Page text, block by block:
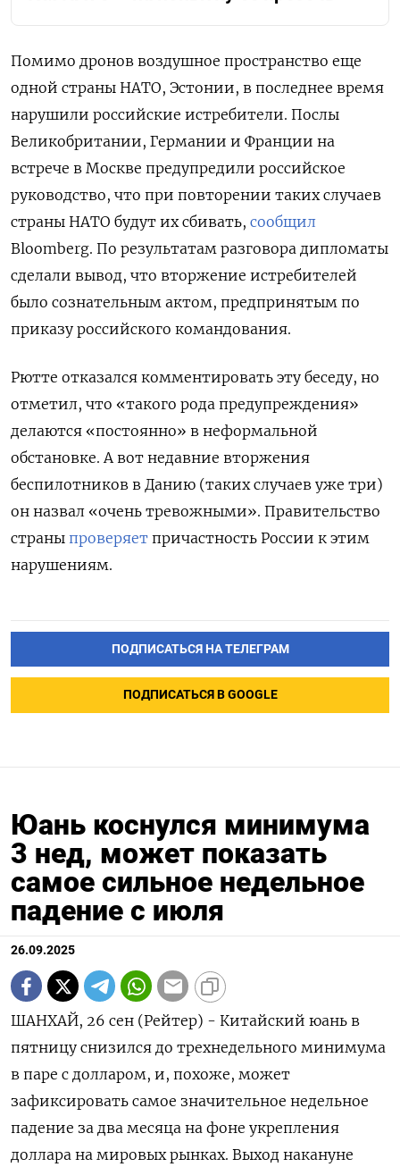
Помимо дронов воздушное пространство еще
одной страны НАТО, Эстонии, в последнее время
нарушили российские истребители. Послы
Великобритании, Германии и Франции на
встрече в Москве предупредили российское
руководство, что при повторении таких случаев
страны НАТО будут их сбивать, сообщил
Bloomberg. По результатам разговора дипломаты
сделали вывод, что вторжение истребителей
было сознательным актом, предпринятым по
приказу российского командования.
Рютте отказался комментировать эту беседу, но
отметил, что «такого рода предупреждения»
делаются «постоянно» в неформальной
обстановке. А вот недавние вторжения
беспилотников в Данию (таких случаев уже три)
он назвал «очень тревожными». Правительство
страны проверяет причастность России к этим
нарушениям.
ПОДПИСАТЬСЯ НА ТЕЛЕГРАМ
ПОДПИСАТЬСЯ В GOOGLE
Юань коснулся минимума
3 нед, может показать
самое сильное недельное
падение с июля
26.09.2025
ШАНХАЙ, 26 сен (Рейтер) - Китайский юань в
пятницу снизился до трехнедельного минимума
в паре с долларом, и, похоже, может
зафиксировать самое значительное недельное
падение за два месяца на фоне укрепления
доллара на мировых рынках. Выход накануне